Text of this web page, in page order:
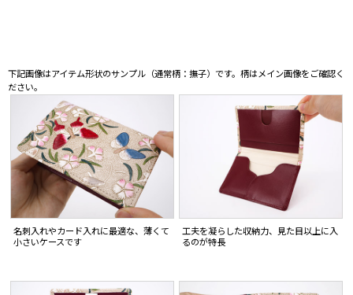
下記画像はアイテム形状のサンプル（通常柄：撫子）です。柄はメイン画像をご確認く
ださい。
名刺入れやカード入れに最適な、薄くて
小さいケースです
工夫を凝らした収納力、見た目以上に入
るのが特長